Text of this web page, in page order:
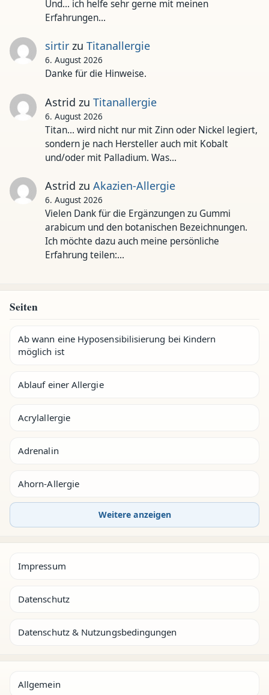
Und... ich helfe sehr gerne mit meinen
Erfahrungen…
sirtirzu Titanallergie
6. August 2026
Danke für die Hinweise.
Astrid zu Titanallergie
6. August 2026
Titan... wird nicht nur mit Zinn oder Nickel legiert,
sondern je nach Hersteller auch mit Kobalt
und/oder mit Palladium. Was…
Astrid zu Akazien-Allergie
6. August 2026
Vielen Dank für die Ergänzungen zu Gummi
arabicum und den botanischen Bezeichnungen.
Ich möchte dazu auch meine persönliche
Erfahrung teilen:…
Seiten
Ab wann eine Hyposensibilisierung bei Kindern
möglich ist
Ablauf einer Allergie
Acrylallergie
Adrenalin
Ahorn-Allergie
Weitere anzeigen
Impressum
Datenschutz
Datenschutz & Nutzungsbedingungen
Allgemein